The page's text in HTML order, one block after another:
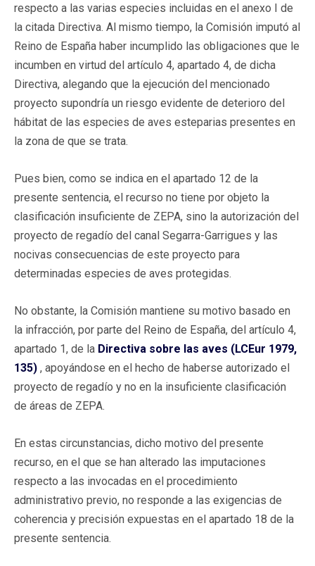
respecto a las varias especies incluidas en el anexo I de
la citada Directiva. Al mismo tiempo, la Comisión imputó al
Reino de España haber incumplido las obligaciones que le
incumben en virtud del artículo 4, apartado 4, de dicha
Directiva, alegando que la ejecución del mencionado
proyecto supondría un riesgo evidente de deterioro del
hábitat de las especies de aves esteparias presentes en
la zona de que se trata.
Pues bien, como se indica en el apartado 12 de la
presente sentencia, el recurso no tiene por objeto la
clasificación insuficiente de ZEPA, sino la autorización del
proyecto de regadío del canal Segarra-Garrigues y las
nocivas consecuencias de este proyecto para
determinadas especies de aves protegidas.
No obstante, la Comisión mantiene su motivo basado en
la infracción, por parte del Reino de España, del artículo 4,
apartado 1, de la Directiva sobre las aves (LCEur 1979,
135) , apoyándose en el hecho de haberse autorizado el
proyecto de regadío y no en la insuficiente clasificación
de áreas de ZEPA.
En estas circunstancias, dicho motivo del presente
recurso, en el que se han alterado las imputaciones
respecto a las invocadas en el procedimiento
administrativo previo, no responde a las exigencias de
coherencia y precisión expuestas en el apartado 18 de la
presente sentencia.